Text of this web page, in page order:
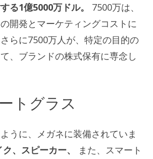
る1億5000万ドル。
7500万は、
開発とマーケティングコストに
らに7500万人が、特定の目的の
、ブランドの株式保有に専念し
トグラス
うに、メガネに装備されていま
、スピーカー、
また、スマート